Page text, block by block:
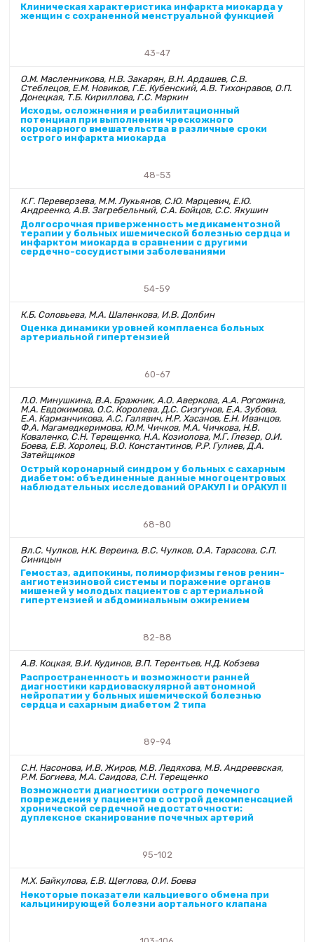
Клиническая характеристика инфаркта миокарда у
женщин с сохраненной менструальной функцией
43-47
О.М. Масленникова, Н.В. Закарян, В.Н. Ардашев, С.В.
Стеблецов, Е.М. Новиков, Г.Е. Кубенский, А.В. Тихонравов, О.П.
Донецкая, Т.Б. Кириллова, Г.С. Маркин
Исходы, осложнения и реабилитационный
потенциал при выполнении чрескожного
коронарного вмешательства в различные сроки
острого инфаркта миокарда
48-53
К.Г. Переверзева, М.М. Лукьянов, С.Ю. Марцевич, Е.Ю.
Андреенко, А.В. Загребельный, С.А. Бойцов, С.С. Якушин
Долгосрочная приверженность медикаментозной
терапии у больных ишемической болезнью сердца и
инфарктом миокарда в сравнении с другими
сердечно-сосудистыми заболеваниями
54-59
К.Б. Соловьева, М.А. Шаленкова, И.В. Долбин
Оценка динамики уровней комплаенса больных
артериальной гипертензией
60-67
Л.О. Минушкина, В.А. Бражник, А.О. Аверкова, А.А. Рогожина,
М.А. Евдокимова, О.С. Королева, Д.С. Сизгунов, Е.А. Зубова,
Е.А. Карманчикова, А.С. Галявич, Н.Р. Хасанов, Е.Н. Иванцов,
Ф.А. Магамедкеримова, Ю.М. Чичков, М.А. Чичкова, Н.В.
Коваленко, С.Н. Терещенко, Н.А. Козиолова, М.Г. Глезер, О.И.
Боева, Е.В. Хоролец, В.О. Константинов, Р.Р. Гулиев, Д.А.
Затейщиков
Острый коронарный синдром у больных с сахарным
диабетом: объединенные данные многоцентровых
наблюдательных исследований ОРАКУЛ I и ОРАКУЛ II
68-80
Вл.С. Чулков, Н.К. Вереина, В.С. Чулков, О.А. Тарасова, С.П.
Синицын
Гемостаз, адипокины, полиморфизмы генов ренин-
ангиотензиновой системы и поражение органов
мишеней у молодых пациентов с артериальной
гипертензией и абдоминальным ожирением
82-88
А.В. Коцкая, В.И. Кудинов, В.П. Терентьев, Н.Д. Кобзева
Распространенность и возможности ранней
диагностики кардиоваскулярной автономной
нейропатии у больных ишемической болезнью
сердца и сахарным диабетом 2 типа
89-94
С.Н. Насонова, И.В. Жиров, М.В. Ледяхова, М.В. Андреевская,
Р.М. Богиева, М.А. Саидова, С.Н. Терещенко
Возможности диагностики острого почечного
повреждения у пациентов с острой декомпенсацией
хронической сердечной недостаточности:
дуплексное сканирование почечных артерий
95-102
М.Х. Байкулова, Е.В. Щеглова, О.И. Боева
Некоторые показатели кальциевого обмена при
кальцинирующей болезни аортального клапана